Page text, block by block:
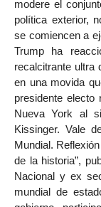
modere el
política exterior,
se comiencen a
Trump ha
recalcitrante ultra
en una movida
presidente electo
Nueva York al
Kissinger. Vale
Mundial.
de la historia”,
Nacional y ex
mundial de